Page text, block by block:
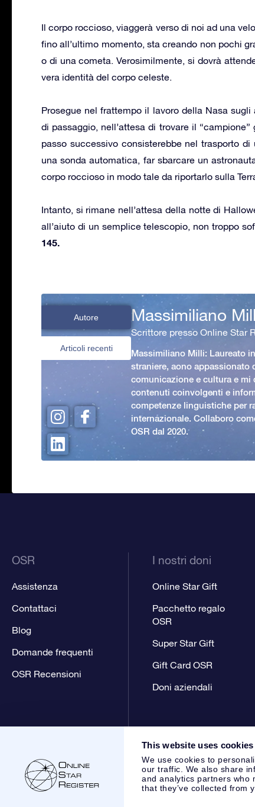
This website uses cookies
We use cookies to
our traffic. We also share
and analytics partners who
that they’ve collected from
Il corpo roccioso, viaggerà verso di noi ad una
fino all’ultimo momento, sta creando non pochi
o di una cometa. Verosimilmente, si dovrà
vera identità del corpo celeste.
Prosegue nel frattempo il lavoro della Nasa
di passaggio, nell’attesa di trovare il
passo successivo consisterebbe nel trasporto
una sonda automatica, far sbarcare un
corpo roccioso in modo tale da riportarlo sulla
Intanto, si rimane nell’attesa della notte di
all’aiuto di un semplice telescopio, non troppo
145.
Autore
Articoli recenti
Massimiliano
Scrittore presso Online Star
Massimiliano Milli: Laureato
straniere, aono appassionato
comunicazione e cultura e mi
contenuti coinvolgenti e
competenze linguistiche per
internazionale. Collaboro
OSR dal 2020.
OSR
Assistenza
Contattaci
Blog
Domande frequenti
OSR Recensioni
I nostri doni
Online Star Gift
Pacchetto regalo
OSR
Super Star Gift
Gift Card OSR
Doni aziendali